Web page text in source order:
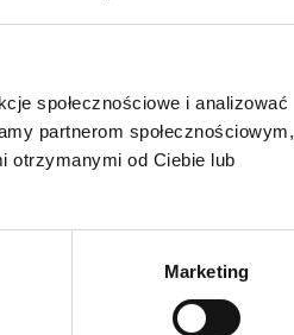
społecznościowe i analizować
partnerom społecznościowym,
otrzymanymi od Ciebie lub
Marketing